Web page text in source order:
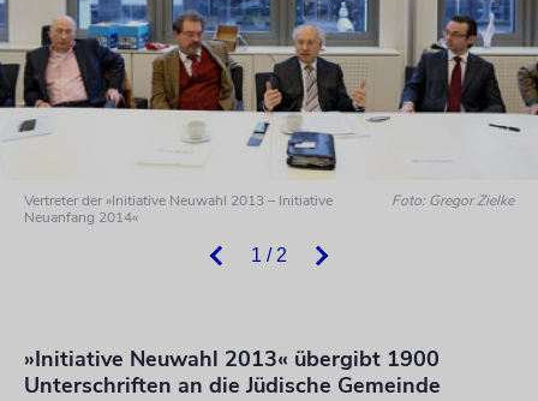
1 / 2
Vertreter der »Initiative Neuwahl 2013 – Initiative
Neuanfang 2014«
Foto: Gregor Zielke
»Initiative Neuwahl 2013« übergibt 1900
Unterschriften an die Jüdische Gemeinde